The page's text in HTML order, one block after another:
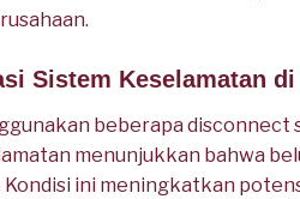
Sistem Keselamatan
beberapa
menunjukkan bahwa
ini meningkatkan